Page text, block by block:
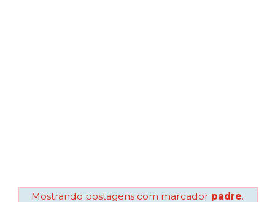
Mostrando postagens com marcador padre.